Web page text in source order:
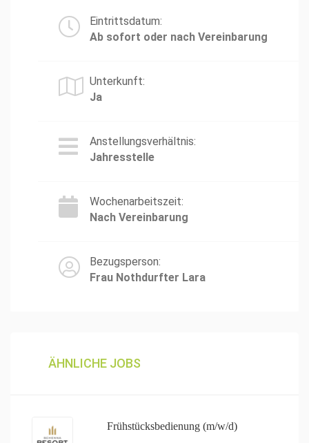
Eintrittsdatum:
Ab sofort oder nach Vereinbarung
Unterkunft:
Ja
Anstellungsverhältnis:
Jahresstelle
Wochenarbeitszeit:
Nach Vereinbarung
Bezugsperson:
Frau Nothdurfter Lara
ÄHNLICHE JOBS
Frühstücksbedienung (m/w/d)